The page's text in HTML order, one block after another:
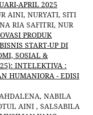
APRIL 2025
AINI, NURYATI, SITI
RIA SAFITRI, NUR
PRODUK
START-UP DI
SOSIAL &
INTELEKTIVA :
HUMANIORA - EDISI
NABILA
AINI , SALSABILA